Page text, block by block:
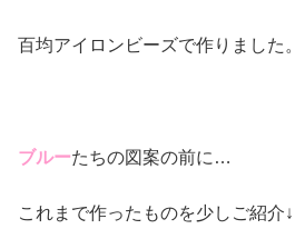
百均アイロンビーズで作りました。
ブルーたちの図案の前に…
これまで作ったものを少しご紹介↓